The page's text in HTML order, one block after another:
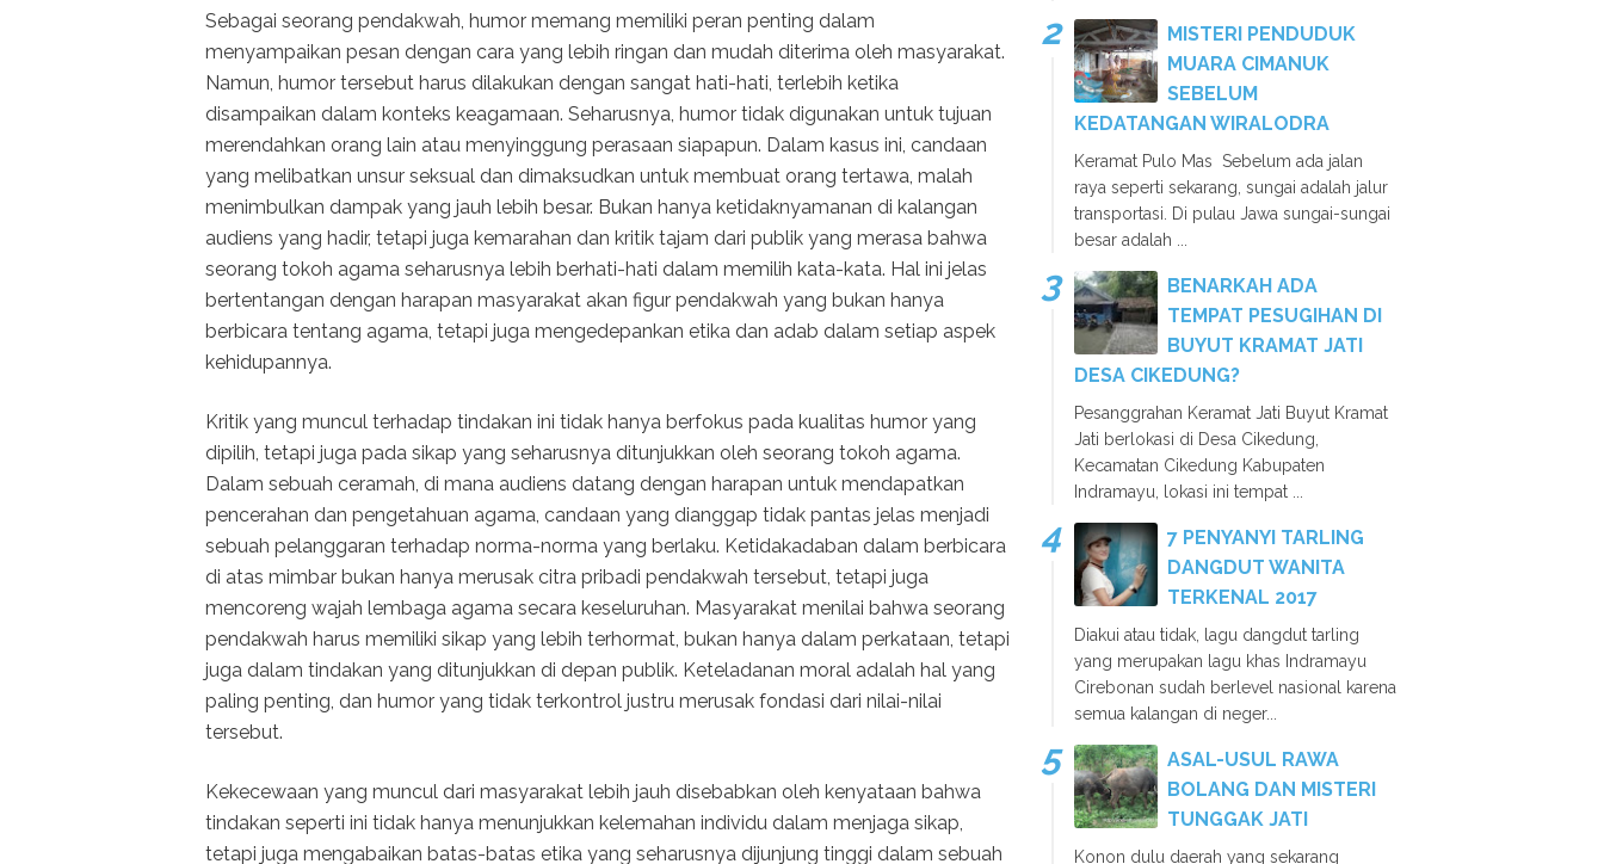
Sebagai seorang pendakwah, humor memang memiliki peran penting dalam
menyampaikan pesan dengan cara yang lebih ringan dan mudah diterima oleh masyarakat.
Namun, humor tersebut harus dilakukan dengan sangat hati-hati, terlebih ketika
disampaikan dalam konteks keagamaan. Seharusnya, humor tidak digunakan untuk tujuan
merendahkan orang lain atau menyinggung perasaan siapapun. Dalam kasus ini, candaan
yang melibatkan unsur seksual dan dimaksudkan untuk membuat orang tertawa, malah
menimbulkan dampak yang jauh lebih besar. Bukan hanya ketidaknyamanan di kalangan
audiens yang hadir, tetapi juga kemarahan dan kritik tajam dari publik yang merasa bahwa
seorang tokoh agama seharusnya lebih berhati-hati dalam memilih kata-kata. Hal ini jelas
bertentangan dengan harapan masyarakat akan figur pendakwah yang bukan hanya
berbicara tentang agama, tetapi juga mengedepankan etika dan adab dalam setiap aspek
kehidupannya.
Kritik yang muncul terhadap tindakan ini tidak hanya berfokus pada kualitas humor yang
dipilih, tetapi juga pada sikap yang seharusnya ditunjukkan oleh seorang tokoh agama.
Dalam sebuah ceramah, di mana audiens datang dengan harapan untuk mendapatkan
pencerahan dan pengetahuan agama, candaan yang dianggap tidak pantas jelas menjadi
sebuah pelanggaran terhadap norma-norma yang berlaku. Ketidakadaban dalam berbicara
di atas mimbar bukan hanya merusak citra pribadi pendakwah tersebut, tetapi juga
mencoreng wajah lembaga agama secara keseluruhan. Masyarakat menilai bahwa seorang
pendakwah harus memiliki sikap yang lebih terhormat, bukan hanya dalam perkataan, tetapi
juga dalam tindakan yang ditunjukkan di depan publik. Keteladanan moral adalah hal yang
paling penting, dan humor yang tidak terkontrol justru merusak fondasi dari nilai-nilai
tersebut.
Kekecewaan yang muncul dari masyarakat lebih jauh disebabkan oleh kenyataan bahwa
tindakan seperti ini tidak hanya menunjukkan kelemahan individu dalam menjaga sikap,
tetapi juga mengabaikan batas-batas etika yang seharusnya dijunjung tinggi dalam sebuah
MISTERI PENDUDUK
MUARA CIMANUK
SEBELUM
KEDATANGAN WIRALODRA
Keramat Pulo Mas Sebelum ada jalan
raya seperti sekarang, sungai adalah jalur
transportasi. Di pulau Jawa sungai-sungai
besar adalah ...
BENARKAH ADA
TEMPAT PESUGIHAN DI
BUYUT KRAMAT JATI
DESA CIKEDUNG?
Pesanggrahan Keramat Jati Buyut Kramat
Jati berlokasi di Desa Cikedung,
Kecamatan Cikedung Kabupaten
Indramayu, lokasi ini tempat ...
7 PENYANYI TARLING
DANGDUT WANITA
TERKENAL 2017
Diakui atau tidak, lagu dangdut tarling
yang merupakan lagu khas Indramayu
Cirebonan sudah berlevel nasional karena
semua kalangan di neger...
ASAL-USUL RAWA
BOLANG DAN MISTERI
TUNGGAK JATI
Konon dulu daerah yang sekarang